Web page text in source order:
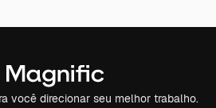
você direcionar seu melhor trabalho.